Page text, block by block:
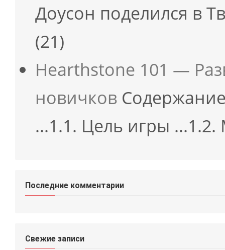
Доусон поделился в
(21)
Hearthstone 101 —
новичков
...1.1. Цель игры
Последние комментарии
Свежие записи